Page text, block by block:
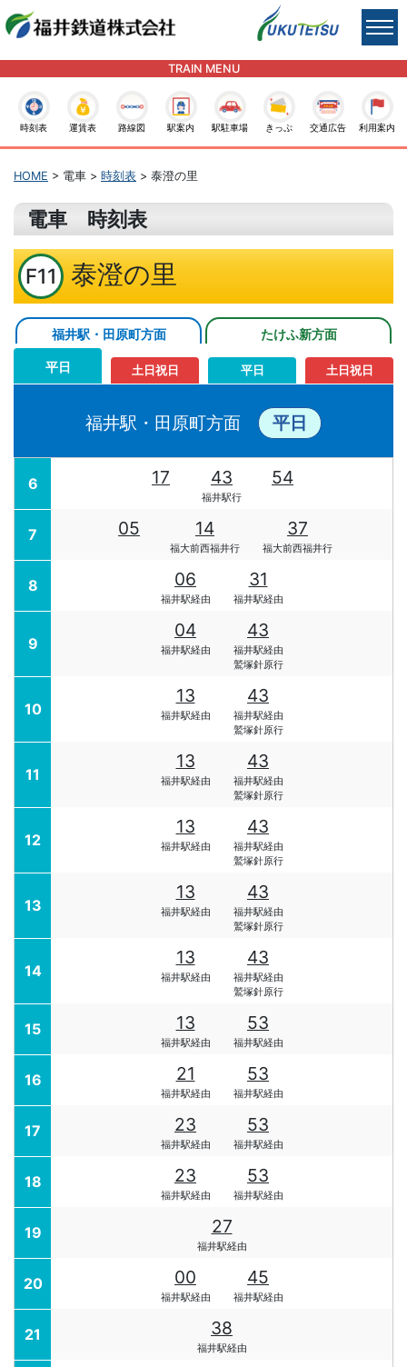
TRAIN MENU
時刻表 運賃表 路線図 駅案内 駅駐車場 きっぷ 交通広告 利用案内
HOME > 電車 > 時刻表 > 泰澄の里
電車 時刻表
F11 泰澄の里
福井駅・田原町方面 たけふ新方面
平日 土日祝日 平日 土日祝日
福井駅・田原町方面 平日
6 17 43
福井駅行
54
7 05 14
福大前西福井行
37
福大前西福井行
8 06
福井駅経由
31
福井駅経由
9
04
福井駅経由
43
福井駅経由
鷲塚針原行
10
13
福井駅経由
43
福井駅経由
鷲塚針原行
11
13
福井駅経由
43
福井駅経由
鷲塚針原行
12
13
福井駅経由
43
福井駅経由
鷲塚針原行
13
13
福井駅経由
43
福井駅経由
鷲塚針原行
14
13
福井駅経由
43
福井駅経由
鷲塚針原行
15 13
福井駅経由
53
福井駅経由
16 21
福井駅経由
53
福井駅経由
17 23
福井駅経由
53
福井駅経由
18 23
福井駅経由
53
福井駅経由
19 27
福井駅経由
20 00
福井駅経由
45
福井駅経由
21 38
福井駅経由